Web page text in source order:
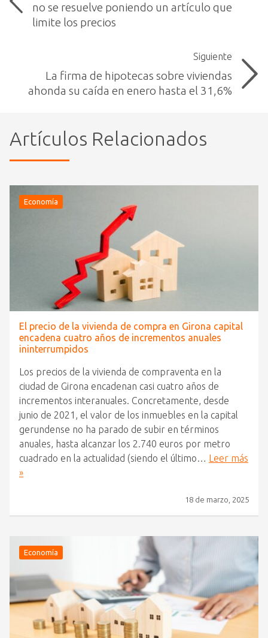
no se resuelve poniendo un artículo que
limite los precios
Siguiente
La firma de hipotecas sobre viviendas
ahonda su caída en enero hasta el 31,6%
Artículos Relacionados
Economía
El precio de la vivienda de compra en Girona capital
encadena cuatro años de incrementos anuales
ininterrumpidos
Los precios de la vivienda de compraventa en la
ciudad de Girona encadenan casi cuatro años de
incrementos interanuales. Concretamente, desde
junio de 2021, el valor de los inmuebles en la capital
gerundense no ha parado de subir en términos
anuales, hasta alcanzar los 2.740 euros por metro
cuadrado en la actualidad (siendo el último…
Leer más
»
18 de marzo, 2025
Economía